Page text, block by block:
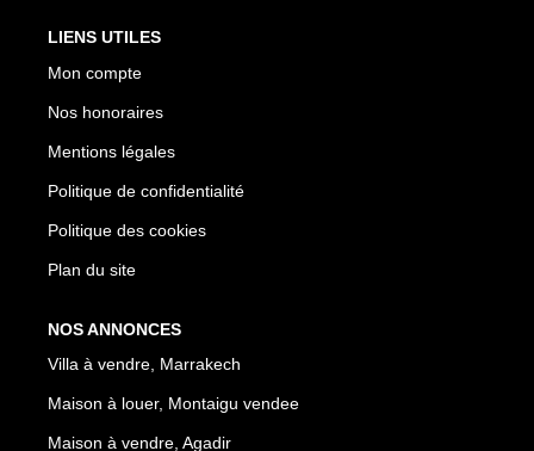
LIENS UTILES
Mon compte
Nos honoraires
Mentions légales
Politique de confidentialité
Politique des cookies
Plan du site
NOS ANNONCES
Villa à vendre, Marrakech
Maison à louer, Montaigu vendee
Maison à vendre, Agadir